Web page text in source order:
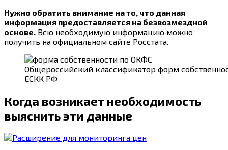
Нужно обратить внимание на то, что данная
информация предоставляется на безвозмездной
основе. Всю необходимую информацию можно
получить на официальном сайте Росстата.
Общероссийский классификатор форм
ЕСКК РФ
Когда возникает необходимость
выяснить эти данные